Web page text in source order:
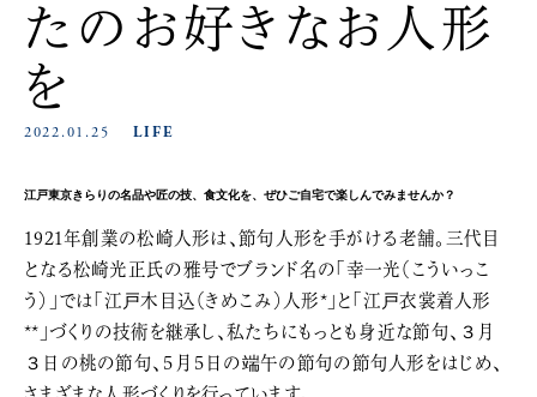
たのお好きなお人形
を
2022.01.25 LIFE
江戸東京きらりの名品や匠の技、食文化を、ぜひご自宅で楽しんでみませんか？
1921年創業の松崎人形は、節句人形を手がける老舗。三代目
となる松崎光正氏の雅号でブランド名の「幸一光（こういっこ
う）」では「江戸木目込（きめこみ）人形*」と「江戸衣裳着人形
**」づくりの技術を継承し、私たちにもっとも身近な節句、３月
３日の桃の節句、５月５日の端午の節句の節句人形をはじめ、